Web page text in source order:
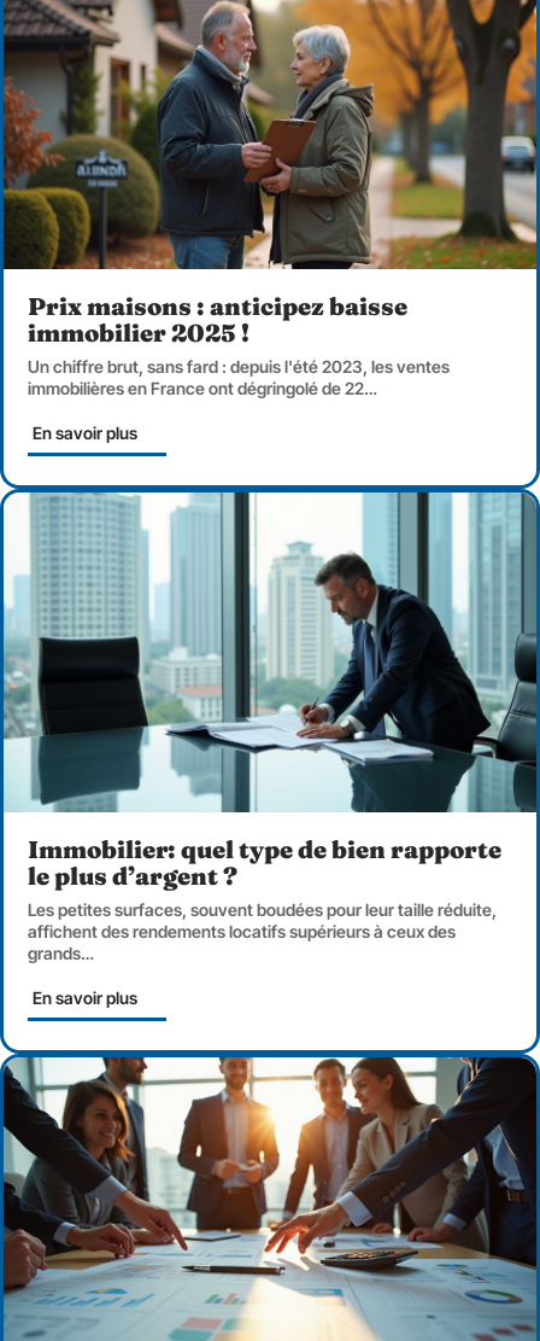
Prix maisons : anticipez baisse
immobilier 2025 !
Un chiffre brut, sans fard : depuis l'été 2023, les ventes
immobilières en France ont dégringolé de 22…
En savoir plus
Immobilier: quel type de bien rapporte
le plus d’argent ?
Les petites surfaces, souvent boudées pour leur taille réduite,
affichent des rendements locatifs supérieurs à ceux des
grands…
En savoir plus